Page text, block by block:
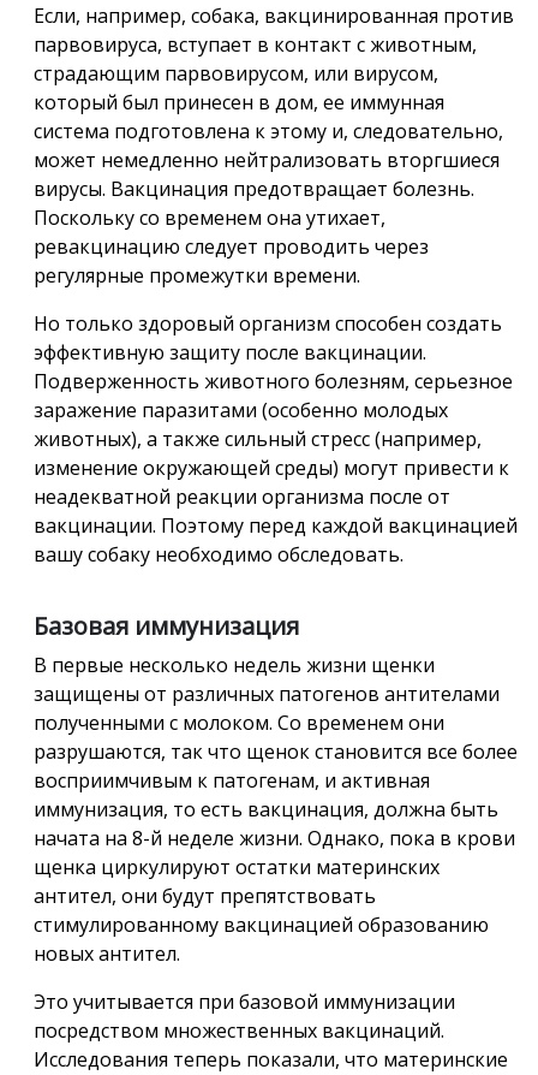
Если, например, собака, вакцинированная против
парвовируса, вступает в контакт с животным,
страдающим парвовирусом, или вирусом,
который был принесен в дом, ее иммунная
система подготовлена к этому и, следовательно,
может немедленно нейтрализовать вторгшиеся
вирусы. Вакцинация предотвращает болезнь.
Поскольку со временем она утихает,
ревакцинацию следует проводить через
регулярные промежутки времени.
Но только здоровый организм способен создать
эффективную защиту после вакцинации.
Подверженность животного болезням, серьезное
заражение паразитами (особенно молодых
животных), а также сильный стресс (например,
изменение окружающей среды) могут привести к
неадекватной реакции организма после от
вакцинации. Поэтому перед каждой вакцинацией
вашу собаку необходимо обследовать.
Базовая иммунизация
В первые несколько недель жизни щенки
защищены от различных патогенов антителами
полученными с молоком. Со временем они
разрушаются, так что щенок становится все более
восприимчивым к патогенам, и активная
иммунизация, то есть вакцинация, должна быть
начата на 8-й неделе жизни. Однако, пока в крови
щенка циркулируют остатки материнских
антител, они будут препятствовать
стимулированному вакцинацией образованию
новых антител.
Это учитывается при базовой иммунизации
посредством множественных вакцинаций.
Исследования теперь показали, что материнские